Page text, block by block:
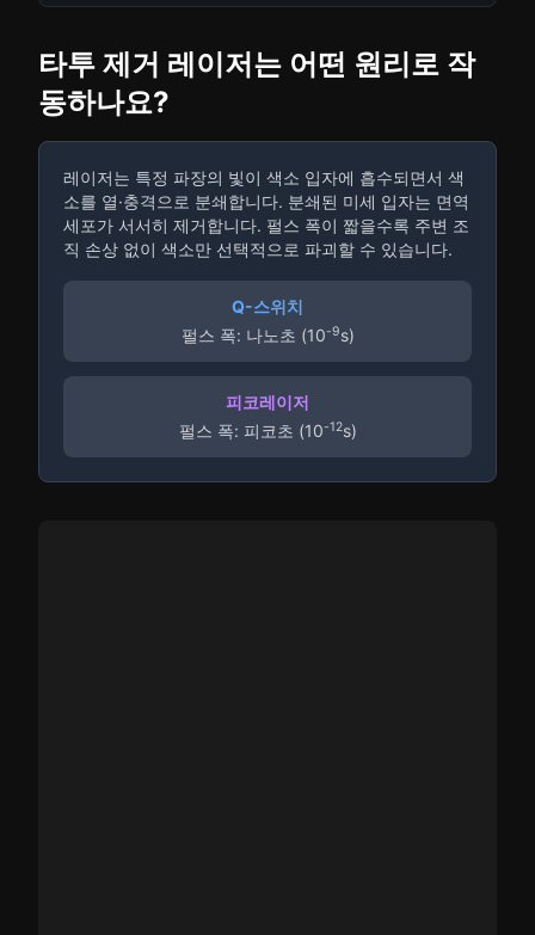
타투 제거 레이저는 어떤 원리로 작
동하나요?
레이저는 특정 파장의 빛이 색소 입자에 흡수되면서 색
소를 열·충격으로 분쇄합니다. 분쇄된 미세 입자는 면역
세포가 서서히 제거합니다. 펄스 폭이 짧을수록 주변 조
직 손상 없이 색소만 선택적으로 파괴할 수 있습니다.
Q-스위치
펄스 폭: 나노초 (10-9s)
피코레이저
펄스 폭: 피코초 (10-12s)